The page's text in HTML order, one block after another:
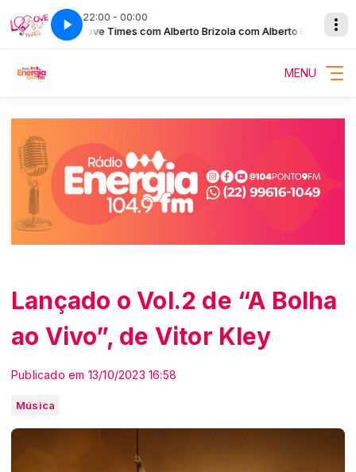
22:00 - 00:00
Brizola Love Times com Alberto Brizola com Alberto Brizola
MENU
Lançado o Vol.2 de “A Bolha
ao Vivo”, de Vitor Kley
Publicado em 13/10/2023 16:58
Música